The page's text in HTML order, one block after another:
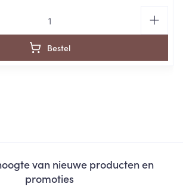
Bestel
van nieuwe producten en
promoties